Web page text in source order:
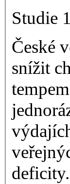
Studie
České
snížit
deficity.